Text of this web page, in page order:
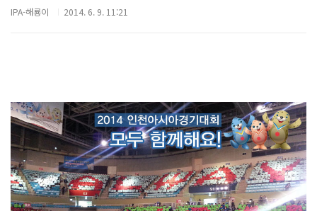
IPA-해룡이 2014. 6. 9. 11:21